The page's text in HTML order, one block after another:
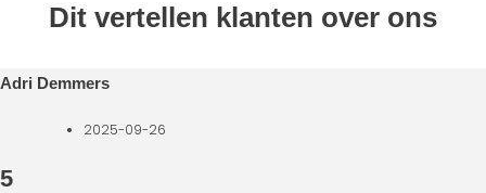
Dit vertellen klanten over ons
Adri Demmers
2025-09-26
5